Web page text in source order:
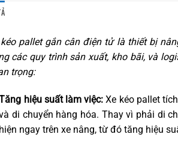
pallet gắn cân điện tử là thiết bị
các quy trình sản xuất, kho bãi, và
trọng:
hiệu suất làm việc: Xe kéo pallet
di chuyển hàng hóa. Thay vì phải di
ngay trên xe nâng, từ đó tăng hiệu